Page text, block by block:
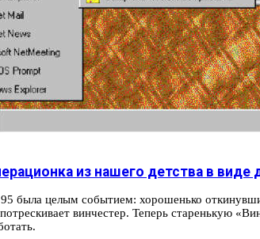
из нашего детства в
была целым событием: хорошенько
винчестер. Теперь старенькую